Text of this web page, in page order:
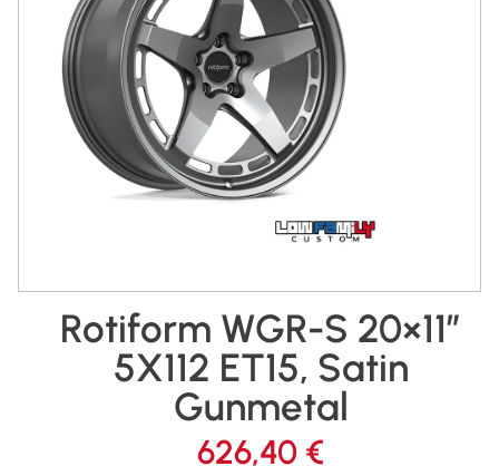
Rotiform WGR-S 20×11″
5X112 ET15, Satin
Gunmetal
626,40 €